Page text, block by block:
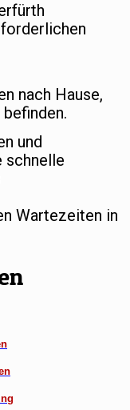
nach Hause,
und
schnelle
Wartezeiten in